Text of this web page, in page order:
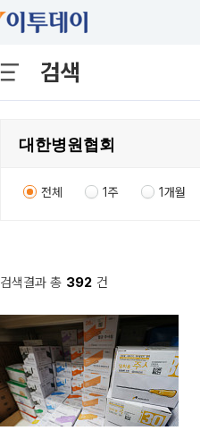
검색
전체 1주 1개월
검색결과 총 392 건